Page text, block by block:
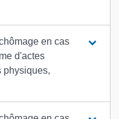
en cas
d'actes
physiques,